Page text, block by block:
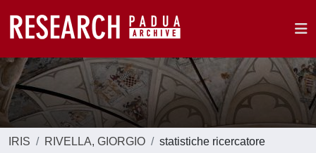
IRIS RIVELLA, GIORGIO statistiche ricercatore